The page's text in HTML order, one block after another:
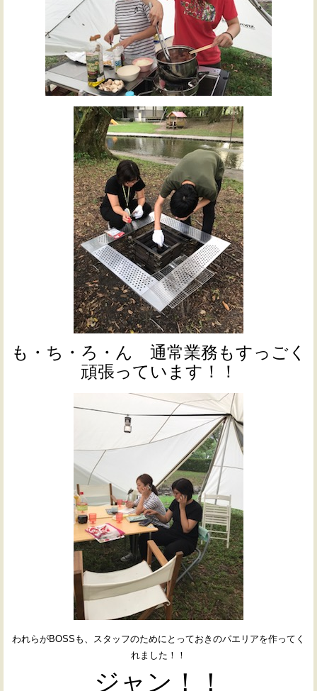
も・ち・ろ・ん 通常業務もすっごく
頑張っています！！
われらがBOSSも、スタッフのためにとっておきのパエリアを作ってく
れました！！
ジャン！！